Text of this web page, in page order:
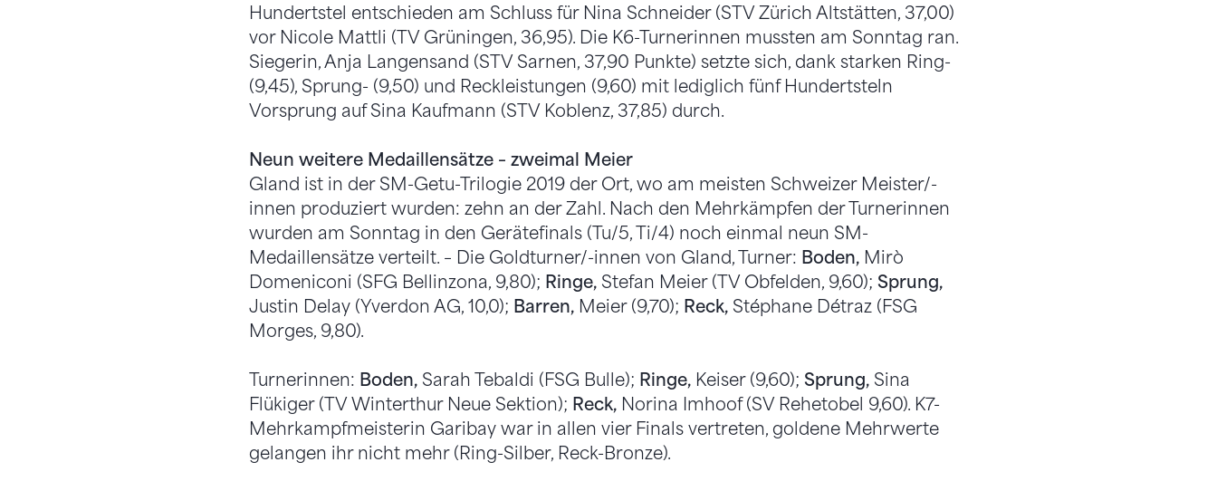
Hundertstel entschieden am Schluss für Nina Schneider (STV Zürich Altstätten, 37,00)
vor Nicole Mattli (TV Grüningen, 36,95). Die K6-Turnerinnen mussten am Sonntag ran.
Siegerin, Anja Langensand (STV Sarnen, 37,90 Punkte) setzte sich, dank starken Ring-
(9,45), Sprung- (9,50) und Reckleistungen (9,60) mit lediglich fünf Hundertsteln
Vorsprung auf Sina Kaufmann (STV Koblenz, 37,85) durch.
Neun weitere Medaillensätze – zweimal Meier
Gland ist in der SM-Getu-Trilogie 2019 der Ort, wo am meisten Schweizer Meister/-
innen produziert wurden: zehn an der Zahl. Nach den Mehrkämpfen der Turnerinnen
wurden am Sonntag in den Gerätefinals (Tu/5, Ti/4) noch einmal neun SM-
Medaillensätze verteilt. – Die Goldturner/-innen von Gland, Turner: Boden,Mirò
Domeniconi (SFG Bellinzona, 9,80); Ringe,Stefan Meier (TV Obfelden, 9,60); Sprung,
Justin Delay (Yverdon AG, 10,0); Barren,Meier (9,70); Reck,Stéphane Détraz (FSG
Morges, 9,80).
Turnerinnen: Boden, Sarah Tebaldi (FSG Bulle); Ringe,Keiser (9,60); Sprung,Sina
Flükiger (TV Winterthur Neue Sektion); Reck,Norina Imhoof (SV Rehetobel 9,60). K7-
Mehrkampfmeisterin Garibay war in allen vier Finals vertreten, goldene Mehrwerte
gelangen ihr nicht mehr (Ring-Silber, Reck-Bronze).